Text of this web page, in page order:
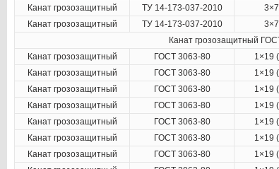
Канат грозозащитный
ТУ 14-173-037-2010
Канат грозозащитный
ТУ 14-173-037-2010
Канат грозозащитный
Канат грозозащитный
ГОСТ 3063-80 1×19
Канат грозозащитный
ГОСТ 3063-80 1×19
Канат грозозащитный
ГОСТ 3063-80 1×19
Канат грозозащитный
ГОСТ 3063-80 1×19
Канат грозозащитный
ГОСТ 3063-80 1×19
Канат грозозащитный
ГОСТ 3063-80 1×19
Канат грозозащитный
ГОСТ 3063-80 1×19